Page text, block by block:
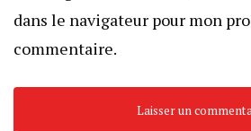
dans le navigateur pour mon
commentaire.